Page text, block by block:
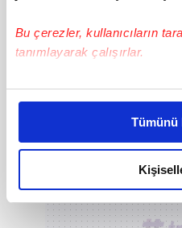
Bu çerezler, kullanıcıların
tanımlayarak çalışırlar.
Bu çerezlere izin vermeniz
daha iyi reklam deneyimi
amacımızın size daha iyi
olduğunu ve sizlere en iyi
elimizden gelen çabayı
reklamların maliyetlerimizi
Tümünü
DİĞER FOTOĞRAFLAR